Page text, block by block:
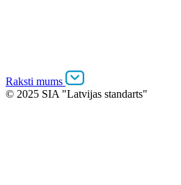
Raksti mums
© 2025 SIA "Latvijas standarts"